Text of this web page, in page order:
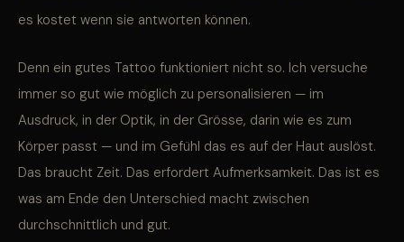
es kostet wenn sie antworten können.
Denn ein gutes Tattoo funktioniert nicht so. Ich versuche
immer so gut wie möglich zu personalisieren — im
Ausdruck, in der Optik, in der Grösse, darin wie es zum
Körper passt — und im Gefühl das es auf der Haut auslöst.
Das braucht Zeit. Das erfordert Aufmerksamkeit. Das ist es
was am Ende den Unterschied macht zwischen
durchschnittlich und gut.